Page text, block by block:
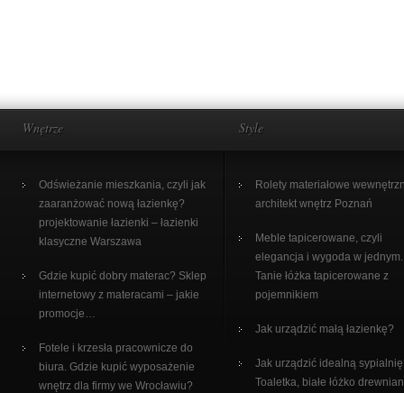
Wnętrze
Odświeżanie mieszkania, czyli jak
zaaranżować nową łazienkę?
projektowanie łazienki – łazienki
klasyczne Warszawa
Gdzie kupić dobry materac? Sklep
internetowy z materacami – jakie
promocje…
Fotele i krzesła pracownicze do
biura. Gdzie kupić wyposażenie
wnętrz dla firmy we Wrocławiu?
Style
Rolety materiałowe
architekt wnętrz Poznań
Meble tapicerowane, czyli
elegancja i wygoda w jednym.
Tanie łóżka tapicerowane z
pojemnikiem
Jak urządzić małą łazienkę?
Jak urządzić idealną
Toaletka, białe łóżko